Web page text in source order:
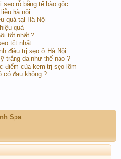
sẹo rỗ bằng tế bào gốc
hà nội
quả tại Hà Nội
quả
tốt nhất ?
tốt nhất
điều trị sẹo ở Hà Nội
trắng da như thế nào ?
điểm của kem trị sẹo lõm
có đau không ?
Spa